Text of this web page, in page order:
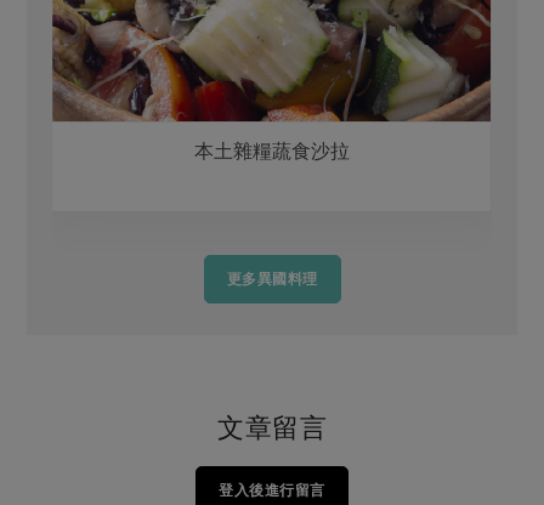
本土雜糧蔬食沙拉
更多異國料理
文章留言
登入後進行留言